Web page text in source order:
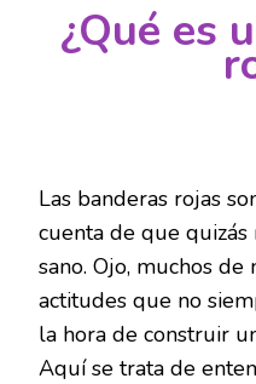
¿Qué es
Las banderas rojas
cuenta de que
sano. Ojo, muchos
actitudes que no
la hora de construir
Aquí se trata de